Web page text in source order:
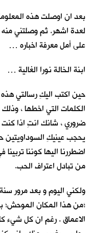
بعد ان اوصلت هذه
لعدة اشهر. ثم وصلتني منه
على أمل معرفة اخباره …
ابنة الخالة نورا الغالية …
حين اكتب اليكِ رسالتي
الكلمات التي اخطها ،
ضروري ، شانك انتِ اذا
يحجب عينيكِ
اضطررنا اليها كوننا
من تبادل اعتراف الحب.
ولكني اليوم و بعد مرور
؛من هذا المكان
الاعماق . رغم ان كل شيء